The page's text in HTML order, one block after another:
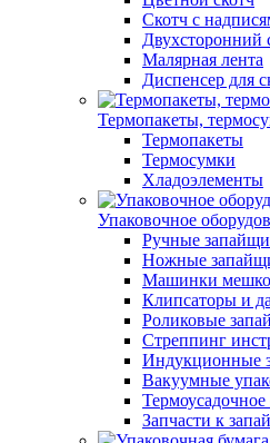
Скотч с
Двухсторонний
Малярная лента
Диспенсер для
Термопакеты,
Термопакеты
Термосумки
Хладоэлементы
Упаковочное
Ручные
Ножные
Машинки
Клипсаторы и
Роликовые
Стреппинг
Индукционные
Вакуумные
Запчасти к